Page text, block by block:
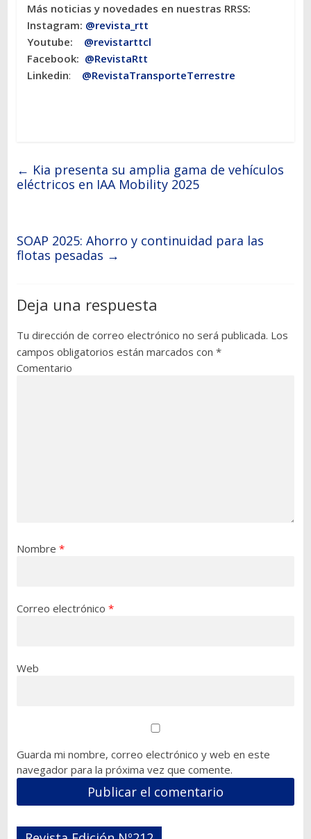
Más noticias y novedades en nuestras RRSS:
Instagram: @revista_rtt
Youtube: @revistarttcl
Facebook: @RevistaRtt
Linkedin: @RevistaTransporteTerrestre
← Kia presenta su amplia gama de vehículos
eléctricos en IAA Mobility 2025
SOAP 2025: Ahorro y continuidad para las
flotas pesadas →
Deja una respuesta
Tu dirección de correo electrónico no será publicada. Los
campos obligatorios están marcados con *
Comentario
Nombre *
Correo electrónico *
Web
Guarda mi nombre, correo electrónico y web en este
navegador para la próxima vez que comente.